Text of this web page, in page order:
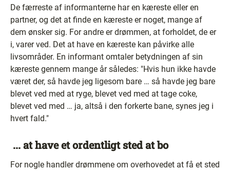
De færreste af informanterne har en kæreste eller en
partner, og det at finde en kæreste er noget, mange af
dem ønsker sig. For andre er drømmen, at forholdet, de er
i, varer ved. Det at have en kæreste kan påvirke alle
livsområder. En informant omtaler betydningen af sin
kæreste gennem mange år således: "Hvis hun ikke havde
været der, så havde jeg ligesom bare … så havde jeg bare
blevet ved med at ryge, blevet ved med at tage coke,
blevet ved med … ja, altså i den forkerte bane, synes jeg i
hvert fald."
... at have et ordentligt sted at bo
For nogle handler drømmene om overhovedet at få et sted